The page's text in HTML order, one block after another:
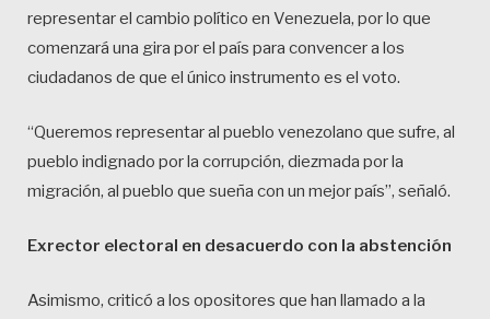
representar el cambio político en Venezuela, por lo que
comenzará una gira por el país para convencer a los
ciudadanos de que el único instrumento es el voto.
“Queremos representar al pueblo venezolano que sufre, al
pueblo indignado por la corrupción, diezmada por la
migración, al pueblo que sueña con un mejor país”, señaló.
Exrector electoral en desacuerdo con la abstención
Asimismo, criticó a los opositores que han llamado a la